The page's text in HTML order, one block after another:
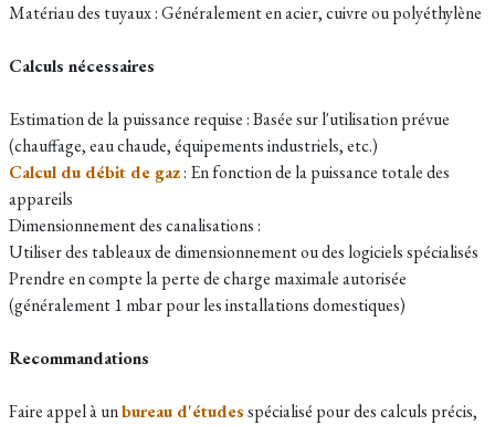
Matériau des tuyaux : Généralement en acier, cuivre ou polyéthylène
Calculs nécessaires
Estimation de la puissance requise : Basée sur l'utilisation prévue
(chauffage, eau chaude, équipements industriels, etc.)
Calcul du débit de gaz: En fonction de la puissance totale des
appareils
Dimensionnement des canalisations :
Utiliser des tableaux de dimensionnement ou des logiciels spécialisés
Prendre en compte la perte de charge maximale autorisée
(généralement 1 mbar pour les installations domestiques)
Recommandations
Faire appel à unbureau d'étudesspécialisé pour des calculs précis,